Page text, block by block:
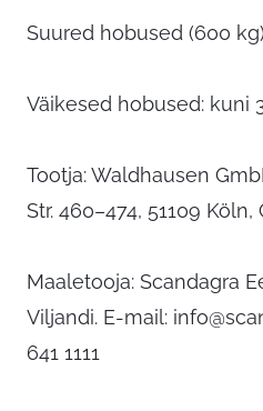
Suured hobused (600
Väikesed hobused: kuni
Tootja: Waldhausen
Str. 460–474, 51109
Maaletooja: Scandagra
Viljandi. E-mail:
641 1111